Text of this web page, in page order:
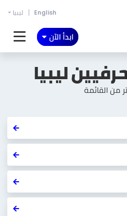
English ليبيا
ابدأ الآن
ليبيا
من القائمة